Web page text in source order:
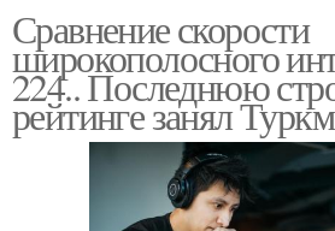
Сравнение скорости
широкополосного
224.. Последнюю
рейтинге занял